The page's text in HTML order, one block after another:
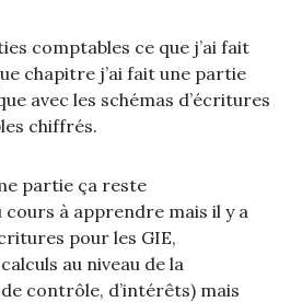
comptables ce que j’ai fait
chapitre j’ai fait une partie
avec les schémas d’écritures
chiffrés.
partie ça reste
à apprendre mais il y a
pour les GIE,
au niveau de la
contrôle, d’intérêts) mais